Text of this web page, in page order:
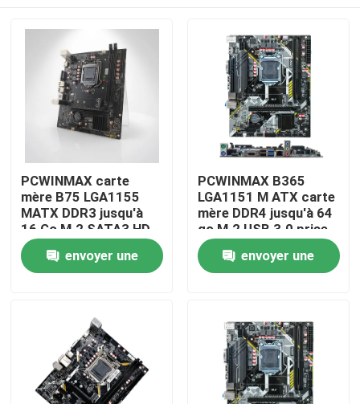
Maison
Produits
Au sujet de nous
PCWINMAX carte
mère B75 LGA1155
MATX DDR3 jusqu'à
16 Go M.2 SATA3 HD
Ports VGA Tableau de
bureau pour les
ordinateurs
envoyer une
PCWINMAX B365
LGA1151 M ATX carte
mère DDR4 jusqu'à 64
go M.2 USB 3.0 prise
en charge des
processeurs 8e 9e
génération OEM vente
envoyer une